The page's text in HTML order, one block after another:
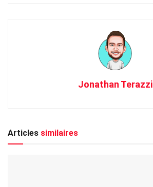
Jonathan Terazzi
Articles similaires